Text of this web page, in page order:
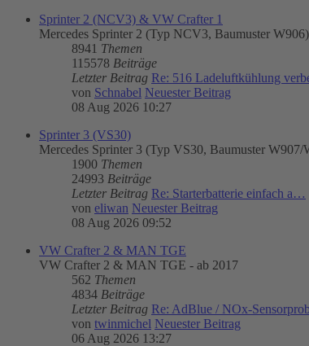
Sprinter 2 (NCV3) & VW Crafter 1
Mercedes Sprinter 2 (Typ NCV3, Baumuster
8941 Themen
115578 Beiträge
Letzter Beitrag Re: 516 Ladeluftkühlung
von Schnabel Neuester Beitrag
08 Aug 2026 10:27
Sprinter 3 (VS30)
Mercedes Sprinter 3 (Typ VS30, Baumuster W907/
1900 Themen
24993 Beiträge
Letzter Beitrag Re: Starterbatterie einfach a…
von eliwan Neuester Beitrag
08 Aug 2026 09:52
VW Crafter 2 & MAN TGE
VW Crafter 2 & MAN TGE - ab 2017
562 Themen
4834 Beiträge
Letzter Beitrag Re: AdBlue / NOx-
von twinmichel Neuester Beitrag
06 Aug 2026 13:27